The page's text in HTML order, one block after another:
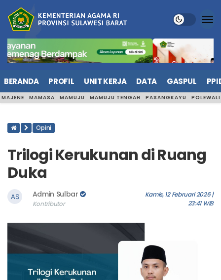
BERANDA PROFIL UNIT KERJA DATA GASPUL
Trilogi Kerukunan di Ruang
Duka
Admin Sulbar
Kamis, 12 Februari 2026 |